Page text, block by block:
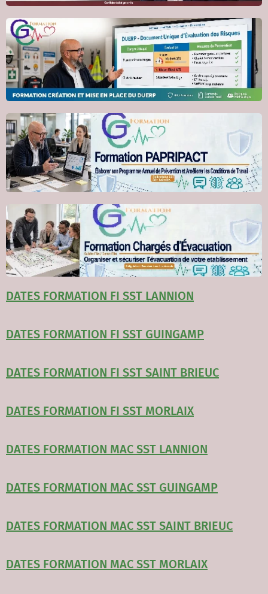
DATES FORMATION FI SST LANNION
DATES FORMATION FI SST GUINGAMP
DATES FORMATION FI SST SAINT BRIEUC
DATES FORMATION FI SST MORLAIX
DATES FORMATION MAC SST LANNION
DATES FORMATION MAC SST GUINGAMP
DATES FORMATION MAC SST SAINT BRIEUC
DATES FORMATION MAC SST MORLAIX